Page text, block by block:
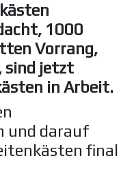
1000
Vorrang,
sind jetzt
in Arbeit.
und darauf
final